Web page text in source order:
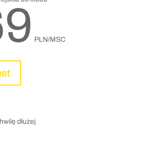
PLN/MSC
dłużej